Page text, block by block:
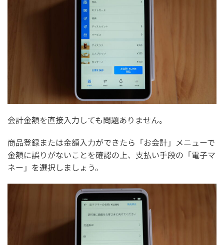
会計金額を直接入力しても問題ありません。
商品登録または金額入力ができたら「お会計」メニューで
金額に誤りがないことを確認の上、支払い手段の「電子マ
ネー」を選択しましょう。